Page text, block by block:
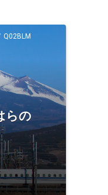
Q02BLM
らの